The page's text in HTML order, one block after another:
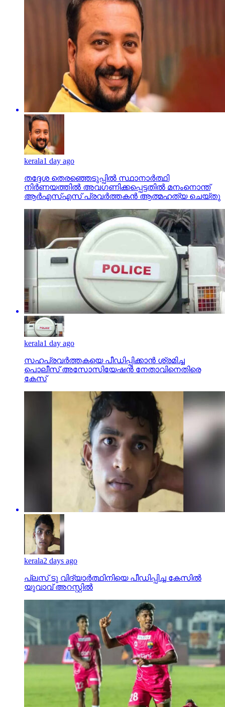
kerala1 day ago
തദ്ദേശ തെരഞ്ഞെടുപ്പില്‍ സ്ഥാനാര്‍ത്ഥി
നിര്‍ണയത്തില്‍ അവഗണിക്കപ്പെട്ടതില്‍ മനംനൊന്ത്
ആര്‍എസ്എസ് പ്രവര്‍ത്തകന്‍ ആത്മഹത്യ ചെയ്തു
kerala1 day ago
സഹപ്രവര്‍ത്തകയെ പീഡിപ്പിക്കാന്‍ ശ്രമിച്ച
പൊലീസ് അസോസിയേഷന്‍ നേതാവിനെതിരെ
കേസ്
kerala2 days ago
പ്ലസ് ടു വിദ്യാര്‍ത്ഥിനിയെ പീഡിപ്പിച്ച കേസില്‍
യുവാവ് അറസ്റ്റില്‍